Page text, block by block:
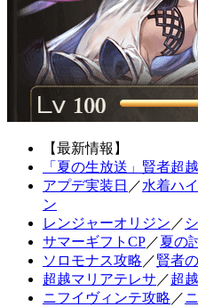
【最新情報】
「夏の生放送」賢者超
アプデ実装日 ／水着ハ
ン
レンジャーオリジン ／
サマーギフトCP／夏の
ソロモナス攻略 ／賢者
超越マリアテレサ ／超
ニフイヴィンテ攻略 ／